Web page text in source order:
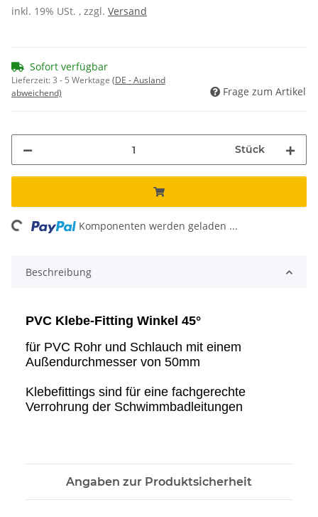
inkl. 19% USt. , zzgl. Versand
Sofort verfügbar
Lieferzeit:3 - 5 Werktage (DE - Ausland
abweichend)
Frage zum Artikel
Stück
Komponenten werden geladen ...
Beschreibung
PVC Klebe-Fitting Winkel 45°
für PVC Rohr und Schlauch mit einem
Außendurchmesser von 50mm
Klebefittings sind für eine fachgerechte
Verrohrung der Schwimmbadleitungen
Angaben zur Produktsicherheit